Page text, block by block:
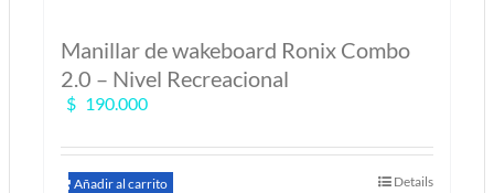
Manillar de wakeboard Ronix Combo
2.0 – Nivel Recreacional
$ 190.000
Añadir al carrito Details